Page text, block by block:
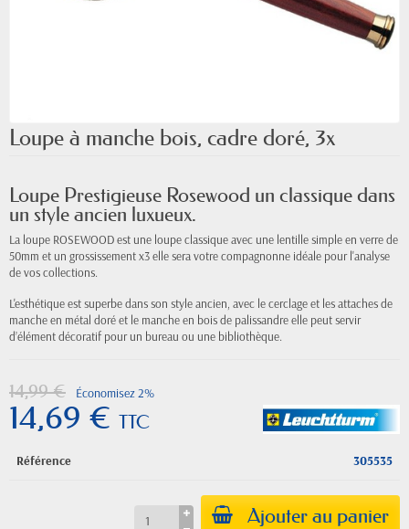
Loupe à manche bois, cadre doré, 3x
Loupe Prestigieuse Rosewood un classique dans
un style ancien luxueux.
La loupe ROSEWOOD est une loupe classique avec une lentille simple en verre de
50mm et un grossissement x3 elle sera votre compagnonne idéale pour l'analyse
de vos collections.
L'esthétique est superbe dans son style ancien, avec le cerclage et les attaches de
manche en métal doré et le manche en bois de palissandre elle peut servir
d’élément décoratif pour un bureau ou une bibliothèque.
14,99 € Économisez 2%
14,69 € TTC
Référence 305535
Ajouter au panier